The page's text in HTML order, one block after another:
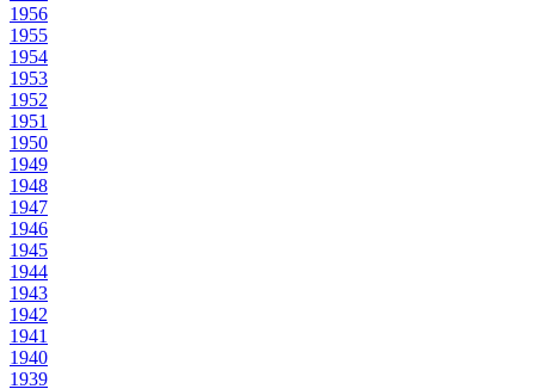
1956
1955
1954
1953
1952
1951
1950
1949
1948
1947
1946
1945
1944
1943
1942
1941
1940
1939